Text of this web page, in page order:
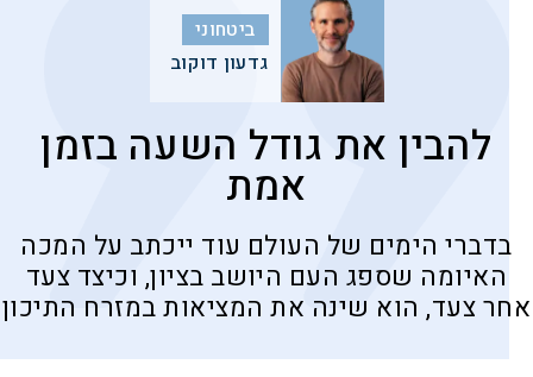
ביטחוני
גדעון דוקוב
להבין את גודל השעה בזמן
אמת
בדברי הימים של העולם עוד ייכתב על המכה
האיומה שספג העם היושב בציון, וכיצד צעד
אחר צעד, הוא שינה את המציאות במזרח התיכון